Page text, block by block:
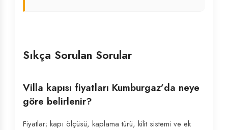
Sıkça Sorulan Sorular
Villa kapısı fiyatları Kumburgaz’da neye
göre belirlenir?
Fiyatlar; kapı ölçüsü, kaplama türü, kilit sistemi ve ek